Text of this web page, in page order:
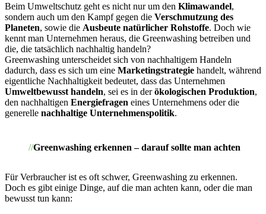
Beim Umweltschutz geht es nicht nur um den Klimawandel,
sondern auch um den Kampf gegen die Verschmutzung des
Planeten, sowie die Ausbeute natürlicher Rohstoffe. Doch wie
kennt man Unternehmen heraus, die Greenwashing betreiben und
die, die tatsächlich nachhaltig handeln?
Greenwashing unterscheidet sich von nachhaltigem Handeln
dadurch, dass es sich um eine Marketingstrategie handelt, während
eigentliche Nachhaltigkeit bedeutet, dass das Unternehmen
Umweltbewusst handeln, sei es in derökologischen Produktion,
den nachhaltigen Energiefragen eines Unternehmens oder die
generelle nachhaltige Unternehmenspolitik.
Greenwashing erkennen – darauf sollte man achten
Für Verbraucher ist es oft schwer, Greenwashing zu erkennen.
Doch es gibt einige Dinge, auf die man achten kann, oder die man
bewusst tun kann: